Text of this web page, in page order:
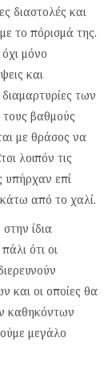
διαστολές και
το πόρισμά της.
μόνο
και
των
τους βαθμούς
με θράσος να
λοιπόν τις
υπήρχαν επί
από το χαλί.
ίδια
ότι οι
και οι οποίες θα
καθηκόντων
μεγάλο